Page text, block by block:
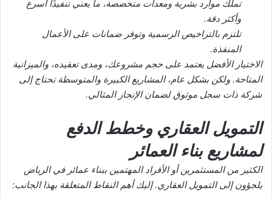
تملك موارد بشرية ومعدات متخصصة، ما يعني تنفيذًا أسرع
وأكثر دقة.
تلتزم بالتراخيص الرسمية وتوفر ضمانات على الأعمال
المنفذة.
الاختيار الأفضل يعتمد على حجم مشروعك، ومدى تعقيده، والميزانية
المتاحة. ولكن بشكل عام، المشاريع الكبيرة والمتوسطة تحتاج إلى
شركة ذات سجل موثوق لضمان الإنجاز المثالي.
التمويل العقاري وخطط الدفع
لمشاريع بناء العمائر
الكثير من المستثمرين أو الأفراد المهتمين ببناء عمائر في الرياض
يلجؤون إلى التمويل العقاري. إليك أهم النقاط المتعلقة بهذا الجانب: